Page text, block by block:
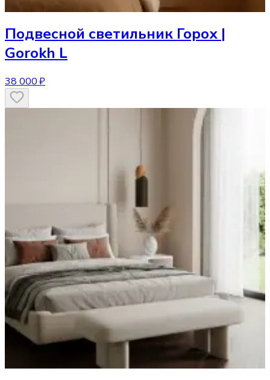
Подвесной светильник Горох |
Gorokh L
38 000 ₽